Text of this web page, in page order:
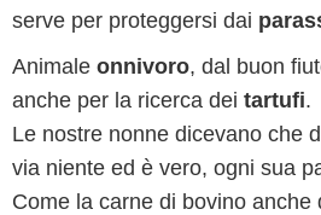
serve per proteggersi dai
Animale onnivoro, dal buon
anche per la ricerca dei tartufi.
Le nostre nonne dicevano che
via niente ed è vero, ogni sua
Come la carne di bovino anche